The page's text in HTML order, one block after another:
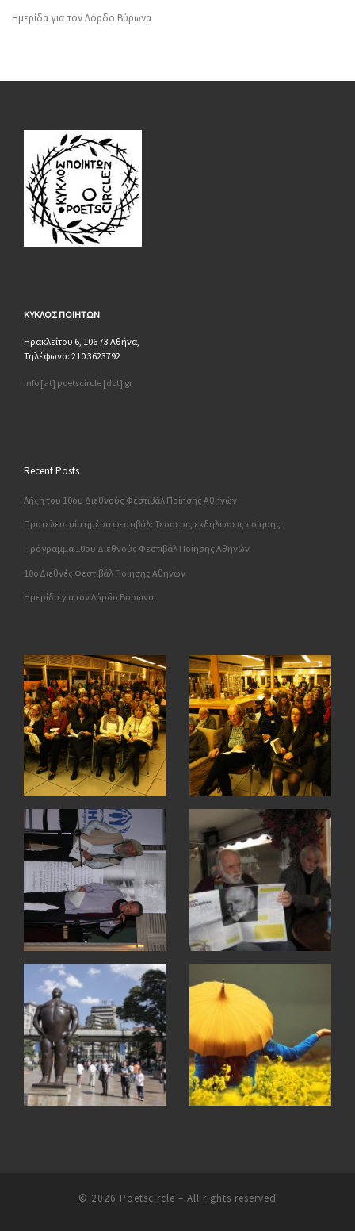
Ημερίδα για τον Λόρδο Βύρωνα
ΚΥΚΛΟΣ ΠΟΙΗΤΩΝ
Ηρακλείτου 6, 106 73 Αθήνα,
Τηλέφωνο: 210 3623792
info [at] poetscircle [dot] gr
Recent Posts
Λήξη του 10ου Διεθνούς Φεστιβάλ Ποίησης Αθηνών
Προτελευταία ημέρα φεστιβάλ: Τέσσερις εκδηλώσεις ποίησης
Πρόγραμμα 10ου Διεθνούς Φεστιβάλ Ποίησης Αθηνών
10o Διεθνές Φεστιβάλ Ποίησης Αθηνών
Ημερίδα για τον Λόρδο Βύρωνα
© 2026 Poetscircle – All rights reserved